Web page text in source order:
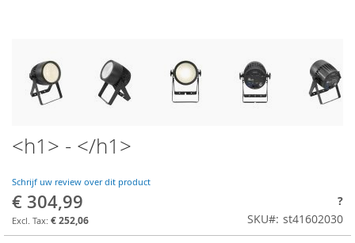
<h1> - </h1>
Schrijf uw review over dit product
€ 304,99
€ 252,06
?
SKU
st41602030